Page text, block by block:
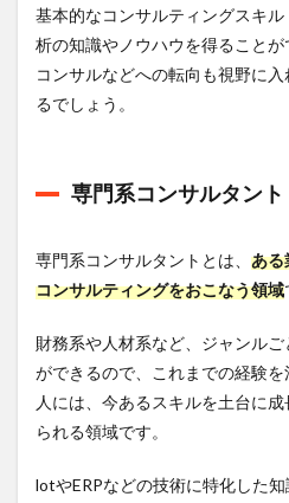
基本的なコンサルティングスキ
析の知識やノウハウを得ること
コンサルなどへの転向も視野に
るでしょう。
専門系コンサルタント
専門系コンサルタントとは、 ある
コンサルティングをおこなう領域
財務系や人材系など、ジャンル
ができるので、これまでの経験
人には、今あるスキルを土台に
られる領域です。
lotやERPなどの技術に特化した